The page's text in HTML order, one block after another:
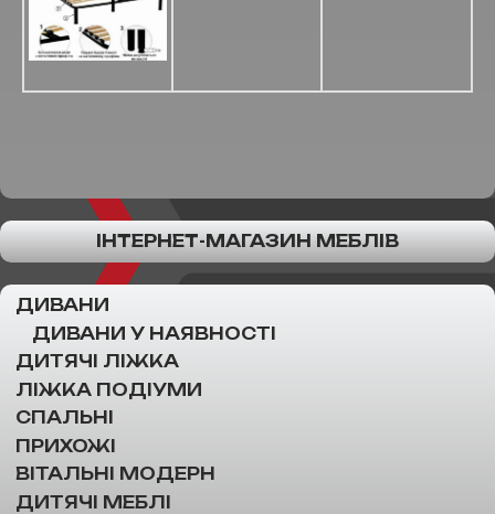
ІНТЕРНЕТ-МАГАЗИН МЕБЛІВ
ДИВАНИ
ДИВАНИ У НАЯВНОСТІ
ДИТЯЧІ ЛІЖКА
ЛІЖКА ПОДІУМИ
СПАЛЬНІ
ПРИХОЖІ
ВІТАЛЬНІ МОДЕРН
ДИТЯЧІ МЕБЛІ